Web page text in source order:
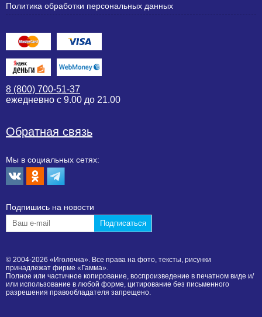
Политика обработки персональных данных
8 (800) 700-51-37
ежедневно с 9.00 до 21.00
Обратная связь
Мы в социальных сетях:
Подпишиcь на новости
© 2004-2026 «Иголочка». Все права на фото, тексты, рисунки
принадлежат фирме «Гамма».
Полное или частичное копирование, воспроизведение в печатном виде и/
или использование в любой форме, цитирование без письменного
разрешения правообладателя запрещено.